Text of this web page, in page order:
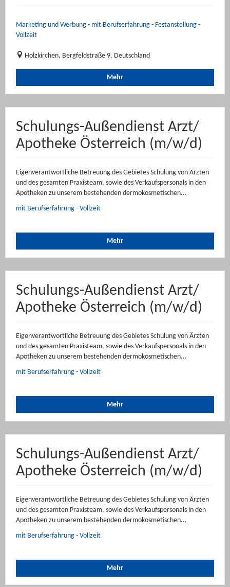
Marketing und Werbung - mit Berufserfahrung - Festanstellung -
Vollzeit
Holzkirchen, Bergfeldstraße 9, Deutschland
Mehr
Schulungs-Außendienst Arzt/
Apotheke Österreich (m/w/d)
Eigenverantwortliche Betreuung des Gebietes Schulung von Ärzten
und des gesamten Praxisteam, sowie des Verkaufspersonals in den
Apotheken zu unserem bestehenden dermokosmetischen...
mit Berufserfahrung - Vollzeit
Mehr
Schulungs-Außendienst Arzt/
Apotheke Österreich (m/w/d)
Eigenverantwortliche Betreuung des Gebietes Schulung von Ärzten
und des gesamten Praxisteam, sowie des Verkaufspersonals in den
Apotheken zu unserem bestehenden dermokosmetischen...
mit Berufserfahrung - Vollzeit
Mehr
Schulungs-Außendienst Arzt/
Apotheke Österreich (m/w/d)
Eigenverantwortliche Betreuung des Gebietes Schulung von Ärzten
und des gesamten Praxisteam, sowie des Verkaufspersonals in den
Apotheken zu unserem bestehenden dermokosmetischen...
mit Berufserfahrung - Vollzeit
Mehr